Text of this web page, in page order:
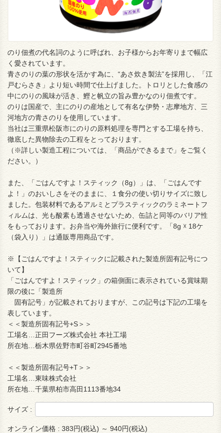
のり佃煮の代名詞のように呼ばれ、お子様からお年寄りまで幅広
く愛されています。
青さのりの葉の形状を活かす為に、“あさ炊き製法”を採用し、「江
戸むらさき」より短い時間で仕上げました。トロリとした食感の
中にのりの風味が活き、鰹と帆立の旨み豊かなのり佃煮です。
のりは国産で、主にのりの産地として有名な伊勢・志摩地方、三
河地方の青さのりを使用しています。
当社は三重県松阪市にのりの原料処理を専門とする工場を持ち、
徹底した異物除去の工程をとっております。
（※詳しい製造工程については、「商品ができるまで」をご覧く
ださい。）
また、「ごはんですよ！スティック（8g）」は、「ごはんです
よ！」のおいしさをそのままに、１食分の使い切りサイズに致し
ました。包装材料であるアルミとプラスティックのラミネートフ
ィルムは、光も酸素も透過させないため、缶詰と同等のバリア性
をもっております。お弁当や海外旅行に便利です。「8g ☓ 18ケ
（袋入り）」は通販専用商品です。
※【ごはんですよ！スティックに記載された製造所固有記号につ
いて】
「ごはんですよ！スティック」の箱側面に表示されている賞味期
限の後に「製造所
固有記号」が記載されておりますが、この記号は下記の工場を
表しています。
＜＜製造所固有記号+S＞＞
工場名…正田フーズ株式会社 本社工場
所在地…栃木県佐野市町谷町2945番地
＜＜製造所固有記号+T＞＞
工場名…東味株式会社
所在地…千葉県柏市高田1113番地34
サイズ :
オンライン価格 : 383円(税込) ～ 940円(税込)